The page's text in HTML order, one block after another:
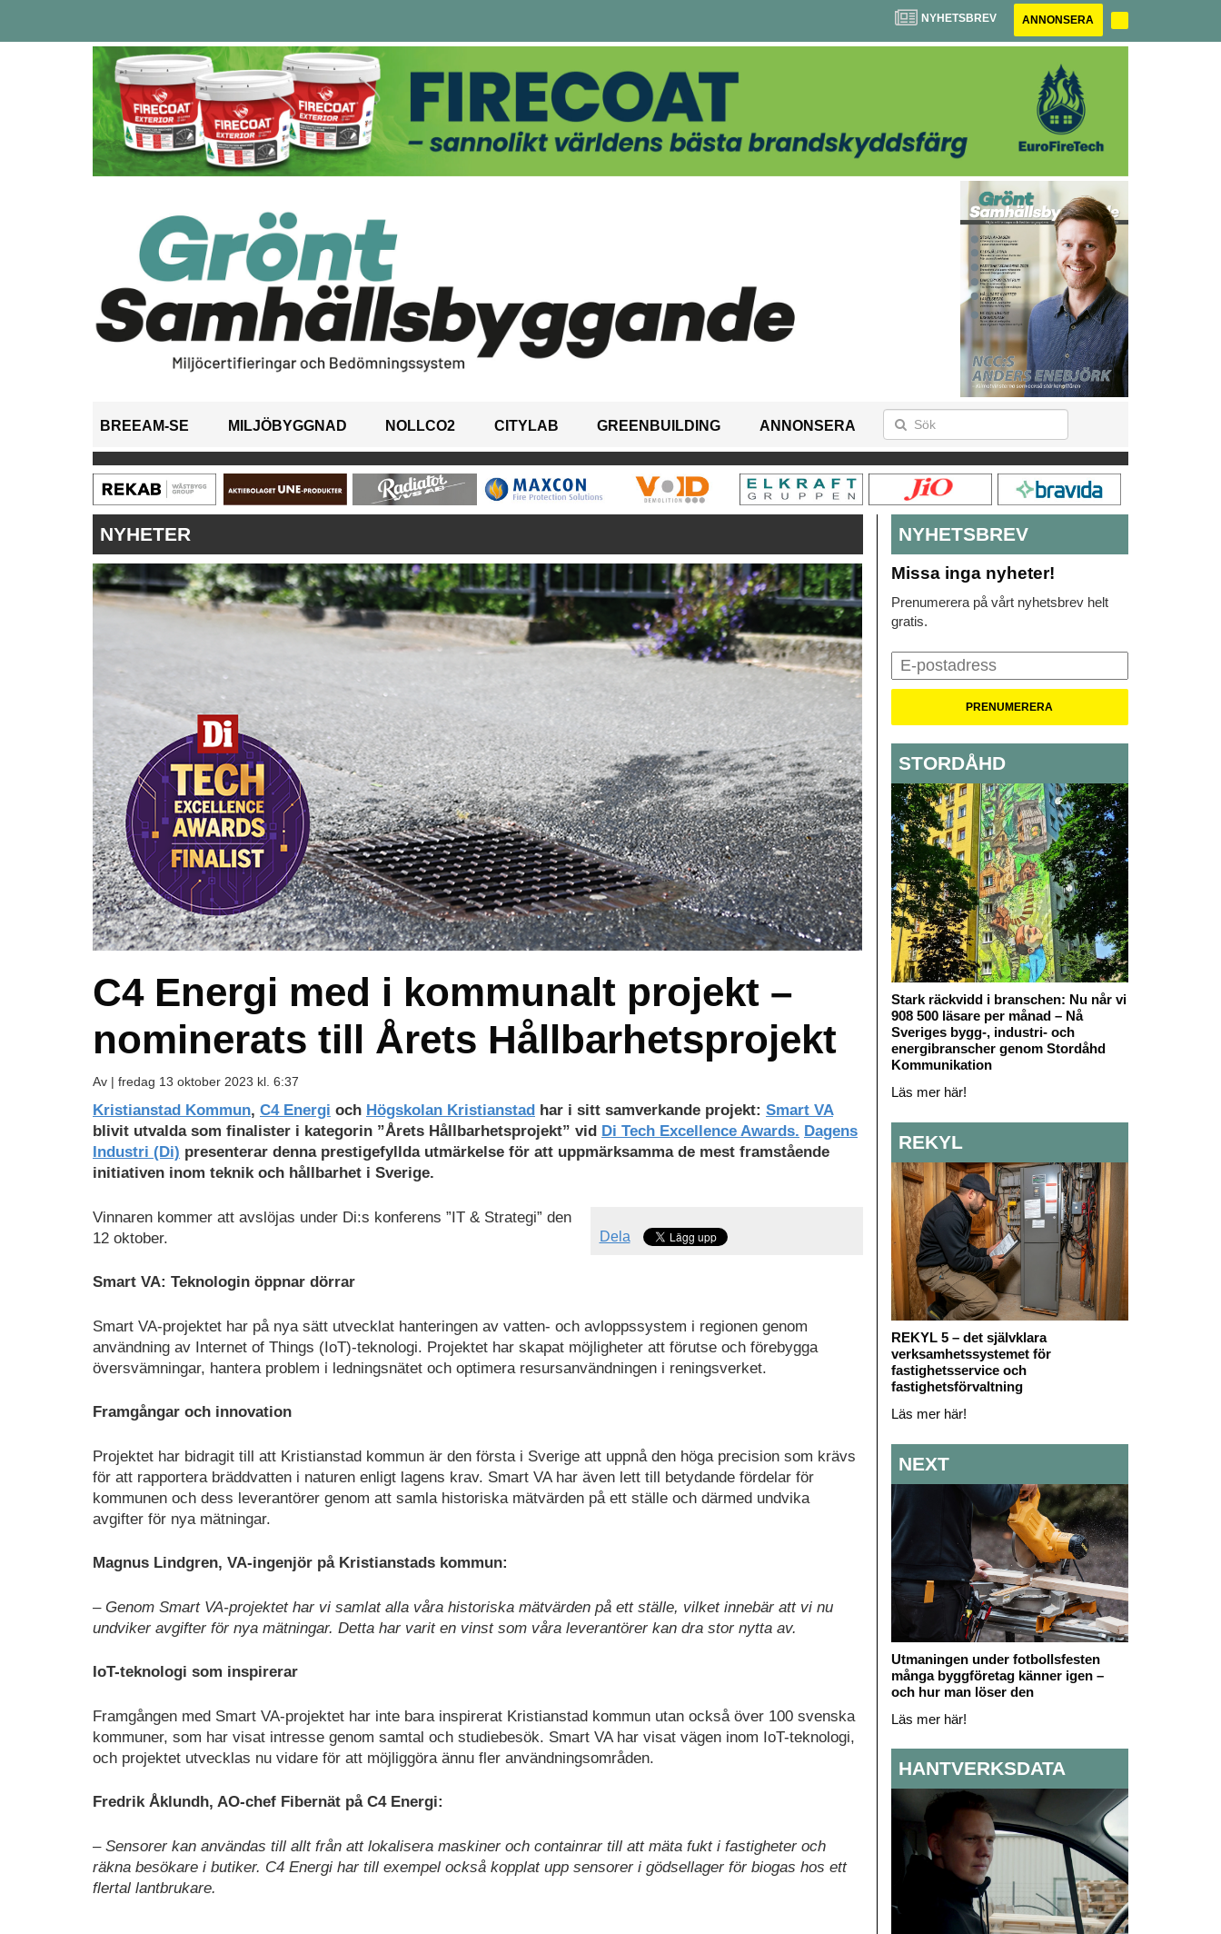
NYHETSBREV ANNONSERA
BREEAM-SE MILJÖBYGGNAD NOLLCO2 CITYLAB GREENBUILDING ANNONSERA
NYHETER
C4 Energi med i kommunalt projekt –
nominerats till Årets Hållbarhetsprojekt
Av | fredag 13 oktober 2023 kl. 6:37
Kristianstad Kommun, C4 Energi och Högskolan Kristianstad har i sitt samverkande projekt: Smart VA
blivit utvalda som finalister i kategorin ”Årets Hållbarhetsprojekt” vid Di Tech Excellence Awards. Dagens
Industri (Di) presenterar denna prestigefyllda utmärkelse för att uppmärksamma de mest framstående
initiativen inom teknik och hållbarhet i Sverige.
Dela
Vinnaren kommer att avslöjas under Di:s konferens ”IT & Strategi” den
12 oktober.
Smart VA: Teknologin öppnar dörrar
Smart VA-projektet har på nya sätt utvecklat hanteringen av vatten- och avloppssystem i regionen genom
användning av Internet of Things (IoT)-teknologi. Projektet har skapat möjligheter att förutse och förebygga
översvämningar, hantera problem i ledningsnätet och optimera resursanvändningen i reningsverket.
Framgångar och innovation
Projektet har bidragit till att Kristianstad kommun är den första i Sverige att uppnå den höga precision som krävs
för att rapportera bräddvatten i naturen enligt lagens krav. Smart VA har även lett till betydande fördelar för
kommunen och dess leverantörer genom att samla historiska mätvärden på ett ställe och därmed undvika
avgifter för nya mätningar.
Magnus Lindgren, VA-ingenjör på Kristianstads kommun:
– Genom Smart VA-projektet har vi samlat alla våra historiska mätvärden på ett ställe, vilket innebär att vi nu
undviker avgifter för nya mätningar. Detta har varit en vinst som våra leverantörer kan dra stor nytta av.
IoT-teknologi som inspirerar
Framgången med Smart VA-projektet har inte bara inspirerat Kristianstad kommun utan också över 100 svenska
kommuner, som har visat intresse genom samtal och studiebesök. Smart VA har visat vägen inom IoT-teknologi,
och projektet utvecklas nu vidare för att möjliggöra ännu fler användningsområden.
Fredrik Åklundh, AO-chef Fibernät på C4 Energi:
– Sensorer kan användas till allt från att lokalisera maskiner och containrar till att mäta fukt i fastigheter och
räkna besökare i butiker. C4 Energi har till exempel också kopplat upp sensorer i gödsellager för biogas hos ett
flertal lantbrukare.
NYHETSBREV
Missa inga nyheter!
Prenumerera på vårt nyhetsbrev helt
gratis.
STORDÅHD
Stark räckvidd i branschen: Nu når vi
908 500 läsare per månad – Nå
Sveriges bygg-, industri- och
energibranscher genom Stordåhd
Kommunikation
Läs mer här!
REKYL
REKYL 5 – det självklara
verksamhetssystemet för
fastighetsservice och
fastighetsförvaltning
Läs mer här!
NEXT
Utmaningen under fotbollsfesten
många byggföretag känner igen –
och hur man löser den
Läs mer här!
HANTVERKSDATA